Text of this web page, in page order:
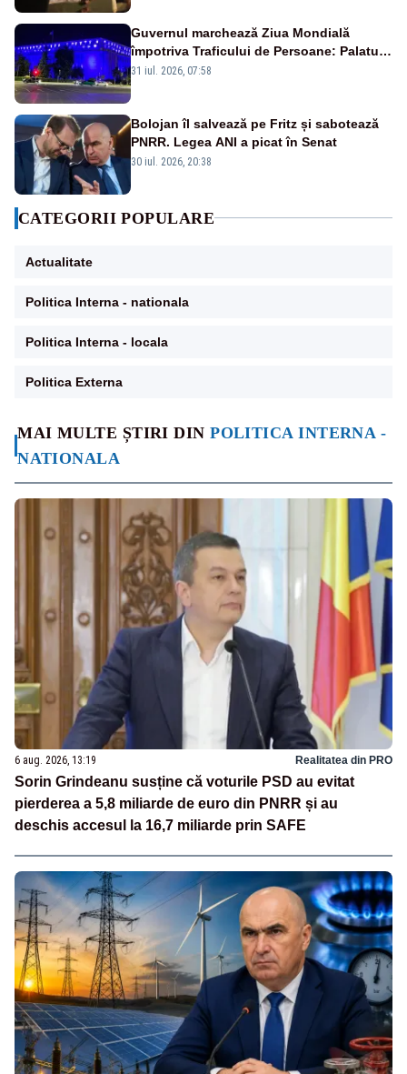
MAI MULTE ȘTIRI DINPOLITICA INTERNA -
NATIONALA
6 aug. 2026, 13:19 Realitatea din PRO
Sorin Grindeanu susține că voturile PSD au evitat
pierderea a 5,8 miliarde de euro din PNRR și au
deschis accesul la 16,7 miliarde prin SAFE
Guvernul marchează Ziua Mondială
împotriva Traficului de Persoane: Palatul
Victoria, iluminat în albastru
31 iul. 2026, 07:58
Bolojan îl salvează pe Fritz și sabotează
PNRR. Legea ANI a picat în Senat
30 iul. 2026, 20:38
CATEGORII POPULARE
Actualitate
Politica Interna - nationala
Politica Interna - locala
Politica Externa